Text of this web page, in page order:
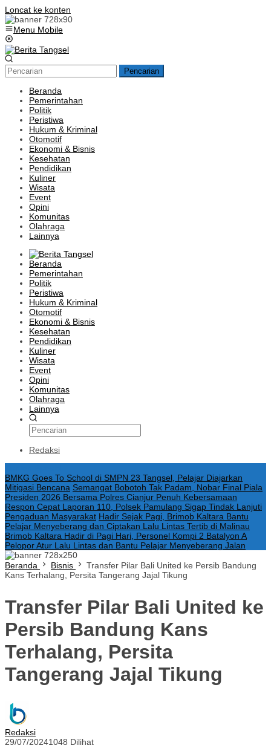
Loncat ke konten
Menu Mobile
Pencarian
Beranda
Pemerintahan
Politik
Peristiwa
Hukum & Kriminal
Otomotif
Ekonomi & Bisnis
Kesehatan
Pendidikan
Kuliner
Wisata
Event
Opini
Komunitas
Olahraga
Lainnya
Beranda
Pemerintahan
Politik
Peristiwa
Hukum & Kriminal
Otomotif
Ekonomi & Bisnis
Kesehatan
Pendidikan
Kuliner
Wisata
Event
Opini
Komunitas
Olahraga
Lainnya
Redaksi
BMKG Goes To School di SMPN 23 Tangsel, Pelajar Diajarkan
Mitigasi Bencana Semangat Bobotoh Tak Padam, Nobar Final Piala
Presiden 2026 Bersama Polres Cianjur Penuh Kebersamaan
Respon Cepat Laporan 110, Polsek Pamulang Sigap Tindak Lanjuti
Pengaduan Masyarakat Hadir Sejak Pagi, Brimob Kaltara Bantu
Pelajar Menyeberang dan Ciptakan Lalu Lintas Tertib di Malinau
Brimob Kaltara Hadir di Pagi Hari, Personel Kompi 2 Batalyon A
Pelopor Atur Lalu Lintas dan Bantu Pelajar Menyeberang Jalan
Beranda Bisnis
Transfer Pilar Bali United ke Persib Bandung
Kans Terhalang, Persita Tangerang Jajal Tikung
Transfer Pilar Bali United ke
Persib Bandung Kans
Terhalang, Persita
Tangerang Jajal Tikung
Redaksi
29/07/20241048 Dilihat